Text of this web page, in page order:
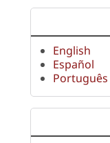
English
Español
Português